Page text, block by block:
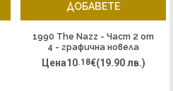
ДОБАВЕТЕ
1990 The Nazz - Част 2 от
4 - графична новела
Цена10.18€(19.90 лв.)